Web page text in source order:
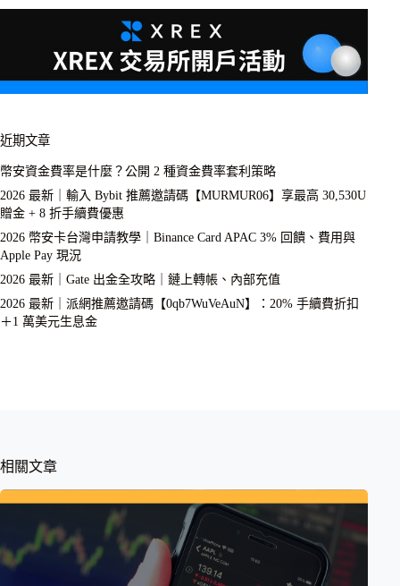
近期文章
幣安資金費率是什麼？公開 2 種資金費率套利策略
2026 最新｜輸入 Bybit 推薦邀請碼【MURMUR06】享最高 30,530U
贈金 + 8 折手續費優惠
2026 幣安卡台灣申請教學｜Binance Card APAC 3% 回饋、費用與
Apple Pay 現況
2026 最新｜Gate 出金全攻略｜鏈上轉帳、內部充值
2026 最新｜派網推薦邀請碼【0qb7WuVeAuN】：20% 手續費折扣
＋1 萬美元生息金
相關文章